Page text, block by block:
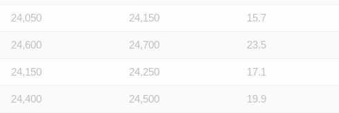
24,050 24,150 15.7
24,600 24,700 23.5
24,150 24,250 17.1
24,400 24,500 19.9